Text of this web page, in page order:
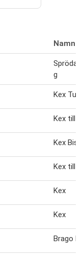
Namn
Spröda
g
Kex Tuc
Kex till
Kex
Kex till
Kex
Kex
Brago